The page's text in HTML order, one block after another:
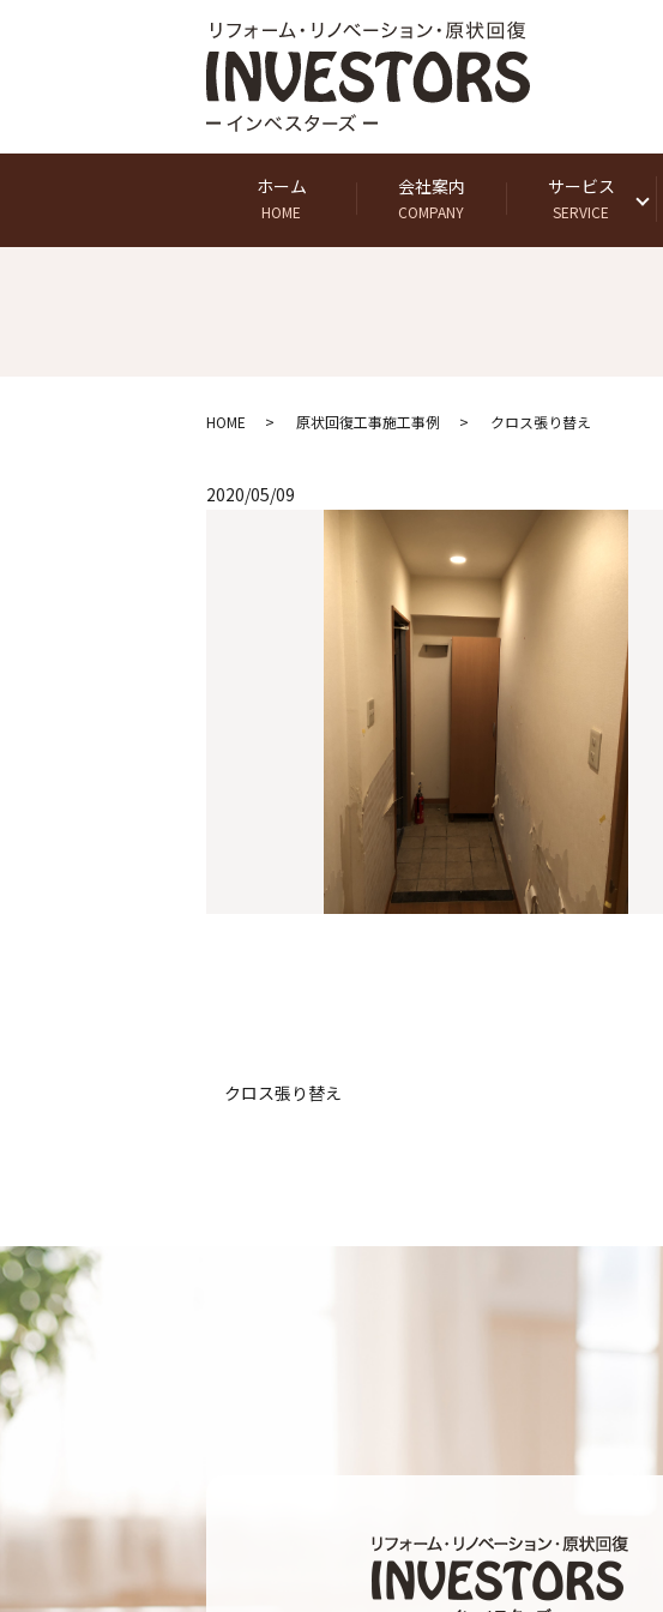
ホーム
HOME
会社案内
COMPANY
サービス
SERVICE
HOME 原状回復工事施工事例 クロス張り替え
2020/05/09
クロス張り替え